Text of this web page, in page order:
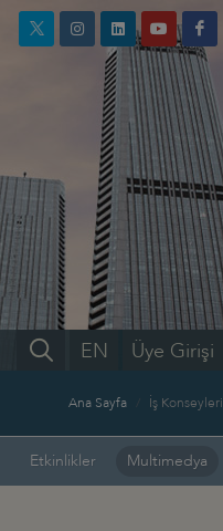
Üye Girişi
EN
Ana Sayfa İş Konseyleri
Etkinlikler Multimedya